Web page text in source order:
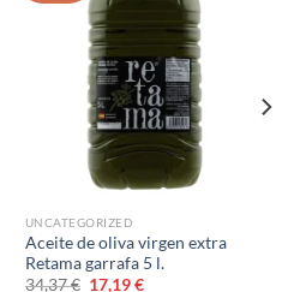
UNCATEGORIZED
Aceite de oliva virgen extra
Retama garrafa 5 l.
34,37€ El
17,19€El